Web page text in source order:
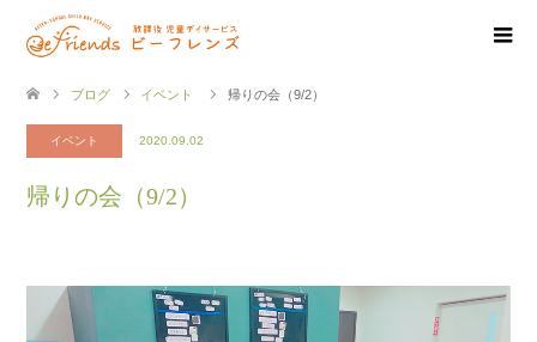
ブログ イベント 帰りの会（9/2）
イベント 2020.09.02
帰りの会（9/2）